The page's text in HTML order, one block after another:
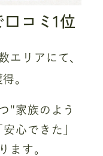
コミ1位
エリアにて、
。
"家族のよう
心できた」
ます。